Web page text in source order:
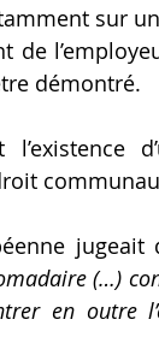
sur
de
démontré.
(…)
en outre